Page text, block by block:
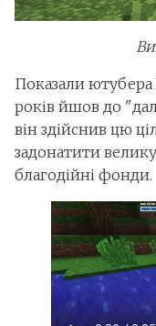
Показали
років йшов до
він здійснив цю
задонатити
благодійні фонди.